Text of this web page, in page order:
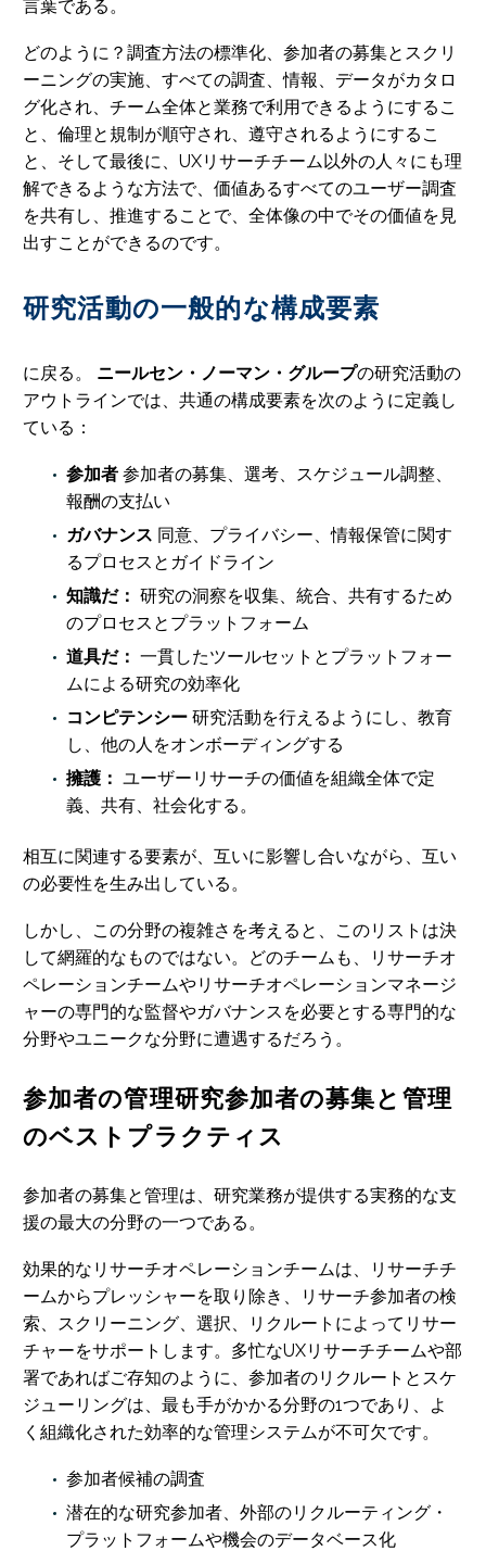
言葉である。
どのように？調査方法の標準化、参加者の募集とスクリ
ーニングの実施、すべての調査、情報、データがカタロ
グ化され、チーム全体と業務で利用できるようにするこ
と、倫理と規制が順守され、遵守されるようにするこ
と、そして最後に、UXリサーチチーム以外の人々にも理
解できるような方法で、価値あるすべてのユーザー調査
を共有し、推進することで、全体像の中でその価値を見
出すことができるのです。
研究活動の一般的な構成要素
に戻る。 ニールセン・ノーマン・グループの研究活動の
アウトラインでは、共通の構成要素を次のように定義し
ている：
参加者 参加者の募集、選考、スケジュール調整、
報酬の支払い
ガバナンス 同意、プライバシー、情報保管に関す
るプロセスとガイドライン
知識だ： 研究の洞察を収集、統合、共有するため
のプロセスとプラットフォーム
道具だ： 一貫したツールセットとプラットフォー
ムによる研究の効率化
コンピテンシー 研究活動を行えるようにし、教育
し、他の人をオンボーディングする
擁護： ユーザーリサーチの価値を組織全体で定
義、共有、社会化する。
相互に関連する要素が、互いに影響し合いながら、互い
の必要性を生み出している。
しかし、この分野の複雑さを考えると、このリストは決
して網羅的なものではない。どのチームも、リサーチオ
ペレーションチームやリサーチオペレーションマネージ
ャーの専門的な監督やガバナンスを必要とする専門的な
分野やユニークな分野に遭遇するだろう。
参加者の管理研究参加者の募集と管理
のベストプラクティス
参加者の募集と管理は、研究業務が提供する実務的な支
援の最大の分野の一つである。
効果的なリサーチオペレーションチームは、リサーチチ
ームからプレッシャーを取り除き、リサーチ参加者の検
索、スクリーニング、選択、リクルートによってリサー
チャーをサポートします。多忙なUXリサーチチームや部
署であればご存知のように、参加者のリクルートとスケ
ジューリングは、最も手がかかる分野の1つであり、よ
く組織化された効率的な管理システムが不可欠です。
参加者候補の調査
潜在的な研究参加者、外部のリクルーティング・
プラットフォームや機会のデータベース化